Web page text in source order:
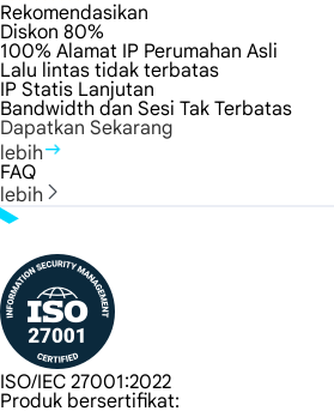
Rekomendasikan
Diskon 80%
100% Alamat IP Perumahan Asli
Lalu lintas tidak terbatas
IP Statis Lanjutan
Bandwidth dan Sesi Tak Terbatas
Dapatkan Sekarang
lebih
FAQ
lebih
ISO/IEC 27001:2022
Produk bersertifikat: